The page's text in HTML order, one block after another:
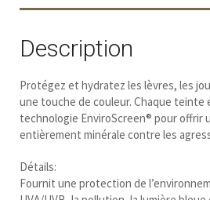
Description
Protégez et hydratez les lèvres, les
une touche de couleur. Chaque teinte
technologie EnviroScreen® pour offrir
entièrement minérale contre les
Détails:
Fournit une protection de